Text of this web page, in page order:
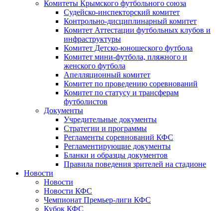
Комитеты Крымского футбольного союза
Судейско-инспекторский комитет
Контрольно-дисциплинарный комитет
Комитет Аттестации футбольных клубов и
инфраструктуры
Комитет Детско-юношеского футбола
Комитет мини-футбола, пляжного и
женского футбола
Апелляционный комитет
Комитет по проведению соревнований
Комитет по статусу и трансферам
футболистов
Документы
Учредительные документы
Стратегии и программы
Регламенты соревнований КФС
Регламентирующие документы
Бланки и образцы документов
Правила поведения зрителей на стадионе
Новости
Новости
Новости КФС
Чемпионат Премьер-лиги КФС
Кубок КФС